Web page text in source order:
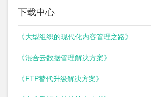
下载中心
《大型组织的现代化内容管理之路》
《混合云数据管理解决方案》
《FTP替代升级解决方案》